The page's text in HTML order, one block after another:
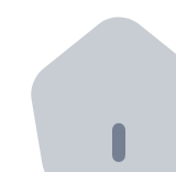
Distributeurs
Intégrez un
API Bitnovo
Intégrez notre